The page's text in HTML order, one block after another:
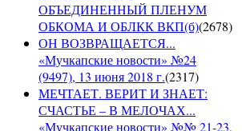
ОБЪЕДИНЕННЫЙ ПЛЕНУМ
ОБКОМА И ОБЛКК ВКП(б)(2678)
ОН ВОЗВРАЩАЕТСЯ...
«Мучкапские новости» №24
(9497), 13 июня 2018 г.(2317)
МЕЧТАЕТ. ВЕРИТ И ЗНАЕТ:
СЧАСТЬЕ – В МЕЛОЧАХ...
«Мучкапские новости» №№ 21-23,